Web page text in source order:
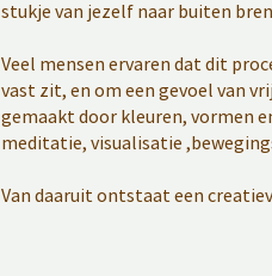
stukje van jezelf naar buiten
Veel mensen ervaren dat dit
vast zit, en om een gevoel van
gemaakt door kleuren, vormen
meditatie, visualisatie
Van daaruit ontstaat een